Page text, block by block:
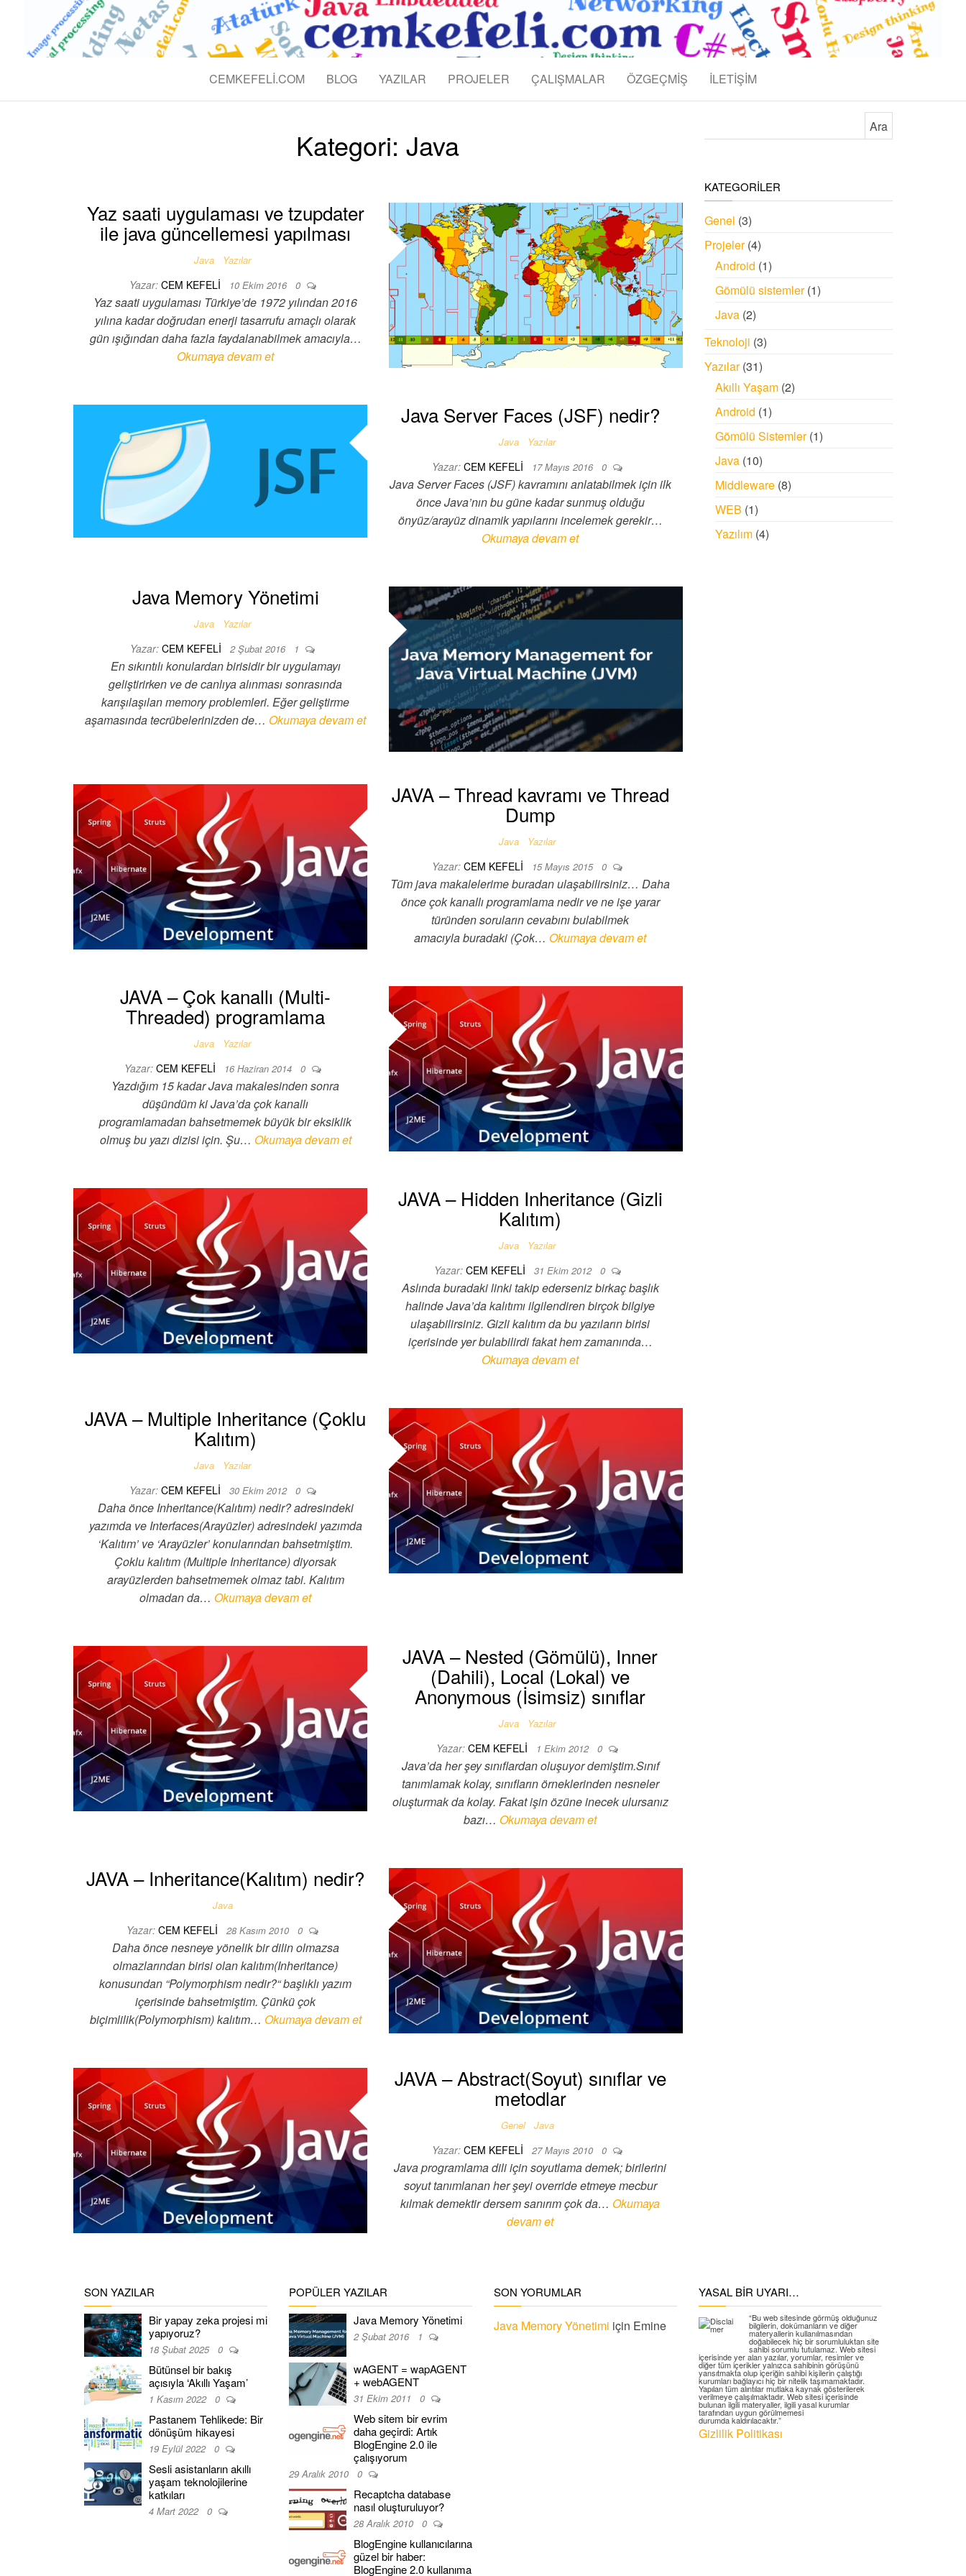
BLOG CEM KEFELI
Teknolojik
CEMKEFELI.COM BLOG YAZILAR PROJELER ÇALIŞMALAR ÖZGEÇMİŞ İLETİŞİM
Kategori:Java
Yaz saati uygulaması ve tzupdater
ile java güncellemesi yapılması
Java Yazılar
Yazar: CEM KEFELI 10 Ekim 2016 0
Yaz saati uygulaması Türkiye’de 1972 yılından 2016
yılına kadar doğrudan enerji tasarrufu amaçlı olarak
gün ışığından daha fazla faydalanabilmek amacıyla…
Okumaya devam et
Java Server Faces (JSF) nedir?
Java Yazılar
Yazar: CEM KEFELI 17 Mayıs 2016 0
Java Server Faces (JSF) kavramını anlatabilmek için ilk
önce Java’nın bu güne kadar sunmuş olduğu
önyüz/arayüz dinamik yapılarını incelemek gerekir…
Okumaya devam et
Java Memory Yönetimi
Java Yazılar
Yazar: CEM KEFELI 2 Şubat 2016 1
En sıkıntılı konulardan birisidir bir uygulamayı
geliştirirken ve de canlıya alınması sonrasında
karışılaşılan memory problemleri. Eğer geliştirme
aşamasında tecrübelerinizden de…Okumaya devam et
JAVA – Thread kavramı ve Thread
Dump
Java Yazılar
Yazar: CEM KEFELI 15 Mayıs 2015 0
Tüm java makalelerime buradan ulaşabilirsiniz… Daha
önce çok kanallı programlama nedir ve ne işe yarar
türünden soruların cevabını bulabilmek
amacıyla buradaki (Çok…Okumaya devam et
JAVA – Çok kanallı (Multi-
Threaded) programlama
Java Yazılar
Yazar: CEM KEFELI 16 Haziran 2014 0
Yazdığım 15 kadar Java makalesinden sonra
düşündüm ki Java’da çok kanallı
programlamadan bahsetmemek büyük bir eksiklik
olmuş bu yazı dizisi için. Şu… Okumaya devam et
JAVA – Hidden Inheritance (Gizli
Kalıtım)
Java Yazılar
Yazar: CEM KEFELI 31 Ekim 2012 0
Aslında buradaki linki takip ederseniz birkaç başlık
halinde Java’da kalıtımı ilgilendiren birçok bilgiye
ulaşabilirsiniz. Gizli kalıtım da bu yazıların birisi
içerisinde yer bulabilirdi fakat hem zamanında…
Okumaya devam et
JAVA – Multiple Inheritance (Çoklu
Kalıtım)
Java Yazılar
Yazar: CEM KEFELI 30 Ekim 2012 0
Daha önce Inheritance(Kalıtım) nedir? adresindeki
yazımda ve Interfaces(Arayüzler) adresindeki yazımda
‘Kalıtım’ ve ‘Arayüzler’ konularından bahsetmiştim.
Çoklu kalıtım (Multiple Inheritance) diyorsak
arayüzlerden bahsetmemek olmaz tabi. Kalıtım
olmadan da…Okumaya devam et
JAVA – Nested (Gömülü), Inner
(Dahili), Local (Lokal) ve
Anonymous (İsimsiz) sınıflar
Java Yazılar
Yazar: CEM KEFELI 1 Ekim 2012 0
Java’da her şey sınıflardan oluşuyor demiştim.Sınıf
tanımlamak kolay, sınıfların örneklerinden nesneler
oluşturmak da kolay. Fakat işin özüne inecek ulursanız
bazı…Okumaya devam et
JAVA – Inheritance(Kalıtım) nedir?
Java
Yazar: CEM KEFELI 28 Kasım 2010 0
Daha önce nesneye yönelik bir dilin olmazsa
olmazlarından birisi olan kalıtım(Inheritance)
konusundan “Polymorphism nedir?“ başlıklı yazım
içerisinde bahsetmiştim. Çünkü çok
biçimlilik(Polymorphism) kalıtım… Okumaya devam et
JAVA – Abstract(Soyut) sınıflar ve
metodlar
Genel Java
Yazar: CEM KEFELI 27 Mayıs 2010 0
Java programlama dili için soyutlama demek; birilerini
soyut tanımlanan her şeyi override etmeye mecbur
kılmak demektir dersem sanırım çok da…Okumaya
devam et
KATEGORİLER
Genel (3)
Projeler(4)
Android (1)
Gömülü sistemler(1)
Java(2)
Teknoloji (3)
Yazılar(31)
Akıllı Yaşam(2)
Android (1)
Gömülü Sistemler(1)
Java(10)
Middleware(8)
WEB (1)
Yazılım(4)
SON YAZILAR
Bir yapay zeka projesi mi
yapıyoruz?
18 Şubat 2025 0
Bütünsel bir bakış
açısıyla ‘Akıllı Yaşam’
1 Kasım 2022 0
Pastanem Tehlikede: Bir
dönüşüm hikayesi
19 Eylül 2022 0
Sesli asistanların akıllı
yaşam teknolojilerine
katkıları
4 Mart 2022 0
POPÜLER YAZILAR
Java Memory Yönetimi
2 Şubat 2016 1
wAGENT = wapAGENT
+ webAGENT
31 Ekim 2011 0
Web sitem bir evrim
daha geçirdi: Artık
BlogEngine 2.0 ile
çalışıyorum
29 Aralık 2010 0
Recaptcha database
nasıl oluşturuluyor?
28 Aralık 2010 0
BlogEngine kullanıcılarına
güzel bir haber:
BlogEngine 2.0 kullanıma
SON YORUMLAR
Java Memory Yönetimi için Emine
YASAL BIR UYARI…
“Bu web sitesinde görmüş olduğunuz
bilgilerin, dokümanların ve diğer
materyallerin kullanılmasından
doğabilecek hiç bir sorumluluktan site
sahibi sorumlu tutulamaz. Web sitesi
içerisinde yer alan yazılar, yorumlar, resimler ve
diğer tüm içerikler yalnızca sahibinin görüşünü
yansıtmakta olup içeriğin sahibi kişilerin çalıştığı
kurumları bağlayıcı hiç bir nitelik taşımamaktadır.
Yapılan tüm alıntılar mutlaka kaynak gösterilerek
verilmeye çalışılmaktadır. Web sitesi içerisinde
bulunan ilgili materyaller, ilgili yasal kurumlar
tarafından uygun görülmemesi
durumda kaldırılacaktır.”
Gizlilik Politikası